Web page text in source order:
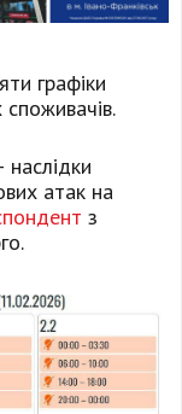
графіки
атак на
з